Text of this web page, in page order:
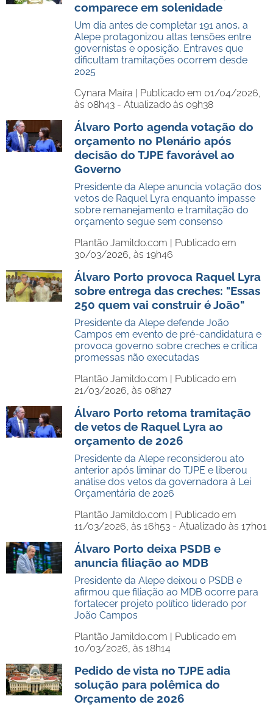
comparece em solenidade
Um dia antes de completar 191 anos, a
Alepe protagonizou altas tensões entre
governistas e oposição. Entraves que
dificultam tramitações ocorrem desde
2025
Cynara Maíra | Publicado em 01/04/2026,
às 08h43 - Atualizado às 09h38
Álvaro Porto agenda votação do
orçamento no Plenário após
decisão do TJPE favorável ao
Governo
Presidente da Alepe anuncia votação dos
vetos de Raquel Lyra enquanto impasse
sobre remanejamento e tramitação do
orçamento segue sem consenso
Plantão Jamildo.com | Publicado em
30/03/2026, às 19h46
Álvaro Porto provoca Raquel Lyra
sobre entrega das creches: "Essas
250 quem vai construir é João"
Presidente da Alepe defende João
Campos em evento de pré-candidatura e
provoca governo sobre creches e critica
promessas não executadas
Plantão Jamildo.com | Publicado em
21/03/2026, às 08h27
Álvaro Porto retoma tramitação
de vetos de Raquel Lyra ao
orçamento de 2026
Presidente da Alepe reconsiderou ato
anterior após liminar do TJPE e liberou
análise dos vetos da governadora à Lei
Orçamentária de 2026
Plantão Jamildo.com | Publicado em
11/03/2026, às 16h53 - Atualizado às 17h01
Álvaro Porto deixa PSDB e
anuncia filiação ao MDB
Presidente da Alepe deixou o PSDB e
afirmou que filiação ao MDB ocorre para
fortalecer projeto político liderado por
João Campos
Plantão Jamildo.com | Publicado em
10/03/2026, às 18h14
Pedido de vista no TJPE adia
solução para polêmica do
Orçamento de 2026